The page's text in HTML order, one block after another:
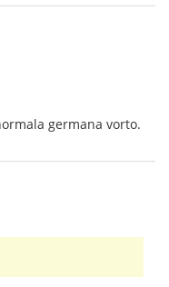
germana vorto.